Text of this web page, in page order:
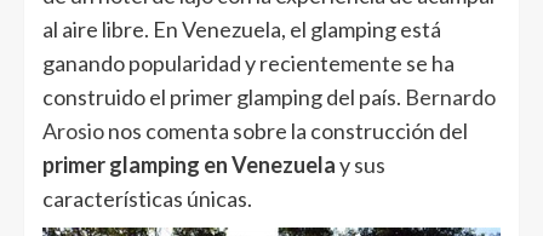
al aire libre. En Venezuela, el glamping está
ganando popularidad y recientemente se ha
construido el primer glamping del país. Bernardo
Arosionos comenta sobre la construcción del
primer glamping en Venezuelay sus
características únicas.